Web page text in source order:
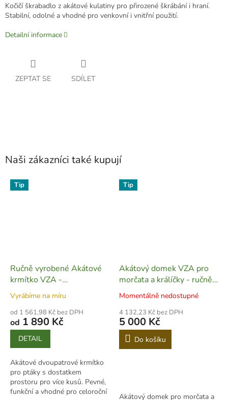
Kočičí škrabadlo z akátové kulatiny pro přirozené škrábání i hraní.
Stabilní, odolné a vhodné pro venkovní i vnitřní použití.
Detailní informace
ZEPTAT SE SDÍLET
Naši zákazníci také kupují
Tip
Ručně vyrobené Akátové
krmítko VZA -
DVOUPATROVÉ - CH04
Vyrábíme na míru
od 1 561,98 Kč bez DPH
od 1 890 Kč
DETAIL
Akátové dvoupatrové krmítko
pro ptáky s dostatkem
prostoru pro více kusů. Pevné,
funkční a vhodné pro celoroční
Tip
Akátový domek VZA pro
morčata a králíčky - ručně
vyrobený - CH05
Momentálně nedostupné
4 132,23 Kč bez DPH
5 000 Kč
Do košíku
Akátový domek pro morčata a